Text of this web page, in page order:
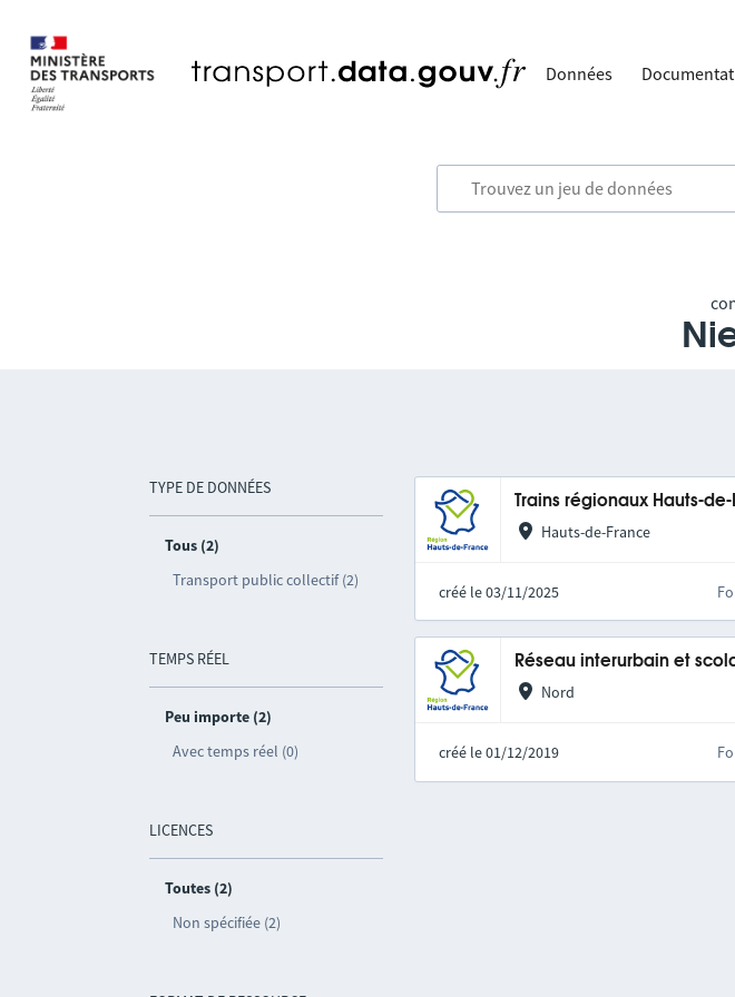
Données
TYPE DE DONNÉES
Tous (2)
Transport public collectif (2)
TEMPS RÉEL
Peu importe (2)
Avec temps réel (0)
LICENCES
Toutes (2)
Non spécifiée (2)
Trains régionaux Hauts-
Hauts-de-France
créé le 03/11/2025
Réseau interurbain et
Nord
créé le 01/12/2019